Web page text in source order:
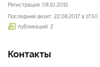
Регистрация: 08.10.2015
Последний визит: 22.08.2017 в 17:50
публикаций: 2
Контакты